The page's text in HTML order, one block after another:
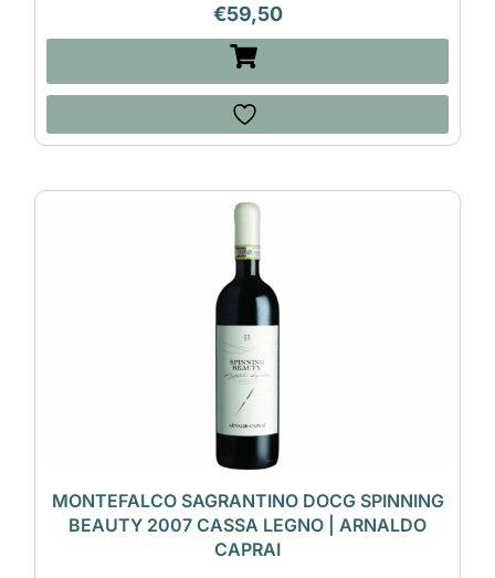
€59,50
MONTEFALCO SAGRANTINO DOCG SPINNING
BEAUTY 2007 CASSA LEGNO | ARNALDO
CAPRAI